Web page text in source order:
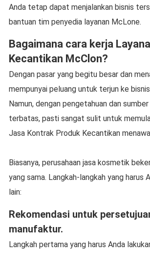
Anda tetap dapat menjalankan bisnis
bantuan tim penyedia layanan McLone.
Bagaimana cara kerja
Kecantikan McClon?
Dengan pasar yang begitu besar dan
mempunyai peluang untuk terjun ke
Namun, dengan pengetahuan dan
terbatas, pasti sangat sulit untuk
Jasa Kontrak Produk Kecantikan
Biasanya, perusahaan jasa kosmetik
yang sama. Langkah-langkah yang harus
lain:
Rekomendasi untuk
manufaktur.
Langkah pertama yang harus Anda